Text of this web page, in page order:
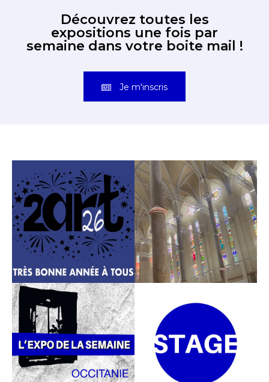
Découvrez toutes les
expositions une fois par
semaine dans votre boite mail !
Je m'inscris